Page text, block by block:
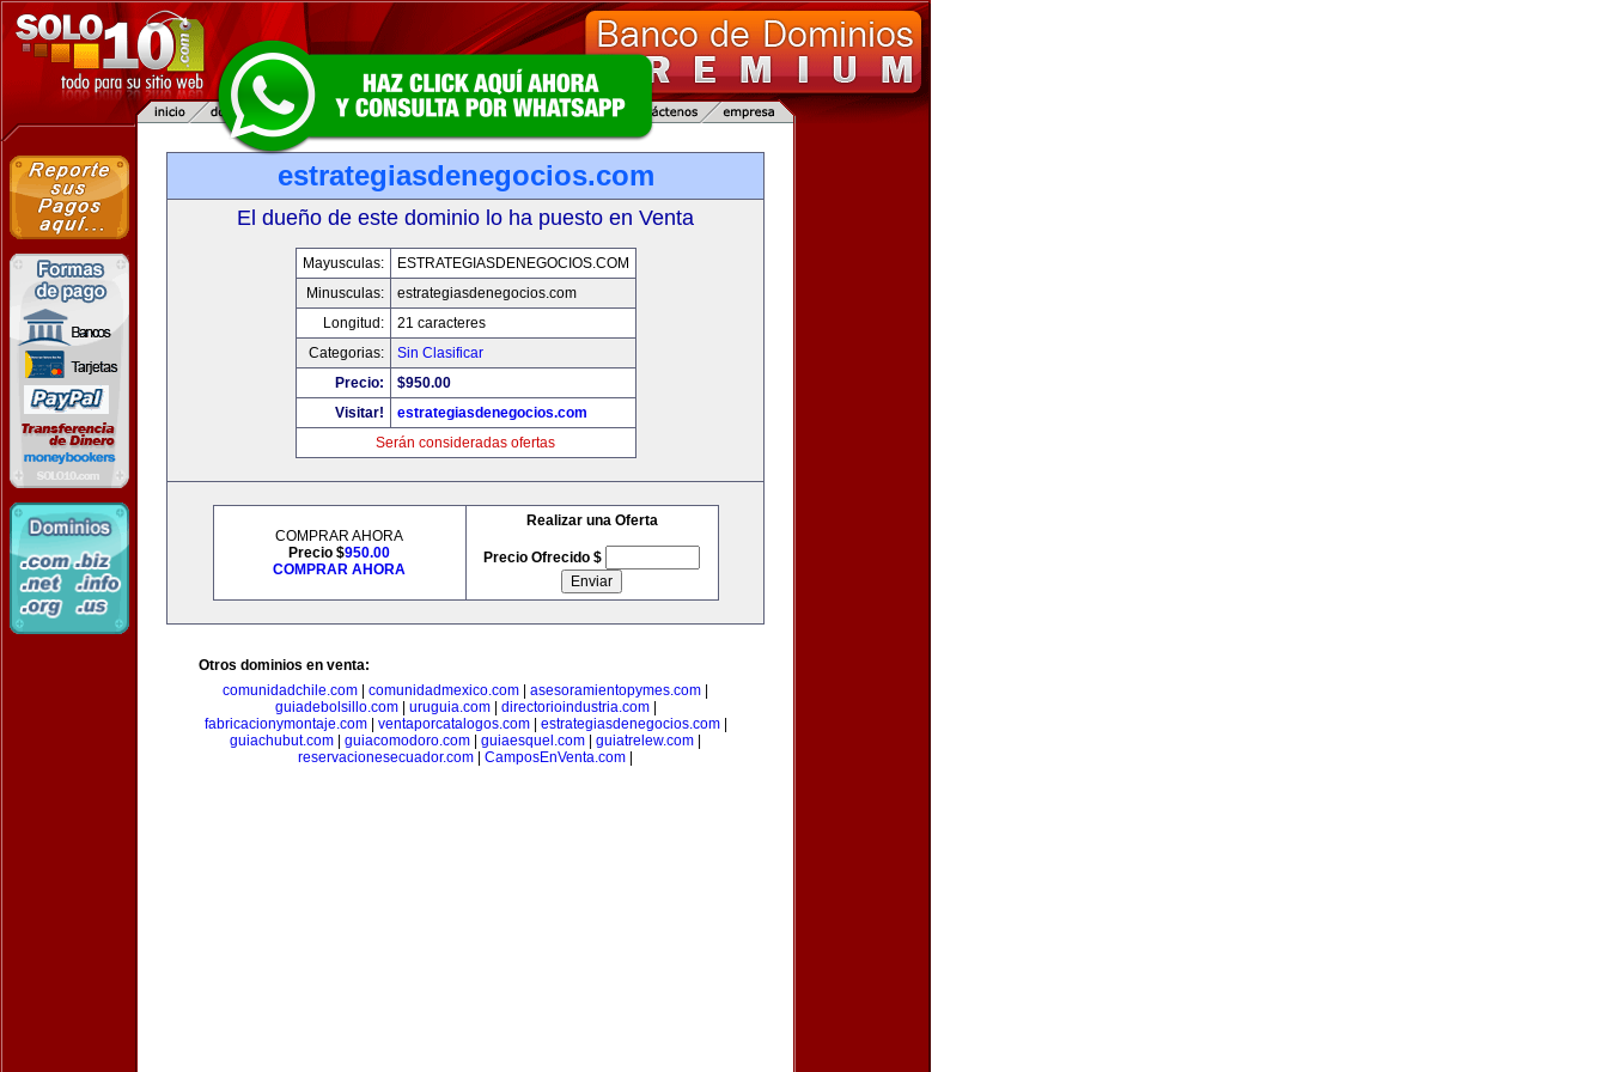
estrategiasdenegocios.com
El dueño de este dominio lo ha puesto en Venta
Mayusculas:
ESTRATEGIASDENEGOCIOS.COM
Minusculas:
estrategiasdenegocios.com
Longitud:
21 caracteres
Categorias:
Sin Clasificar
Precio:
$950.00
Visitar!
estrategiasdenegocios.com
Serán consideradas ofertas
COMPRAR AHORA
Precio $950.00
COMPRAR AHORA
Realizar una Oferta
Precio Ofrecido $
Otros dominios en venta:
comunidadchile.com
comunidadmexico.com asesoramientopymes.com
guiadebolsillo.com| uruguia.com| directorioindustria.com|
fabricacionymontaje.com| ventaporcatalogos.com| estrategiasdenegocios.com|
guiachubut.com
guiacomodoro.com guiaesquel.com guiatrelew.com
reservacionesecuador.com
CamposEnVenta.com